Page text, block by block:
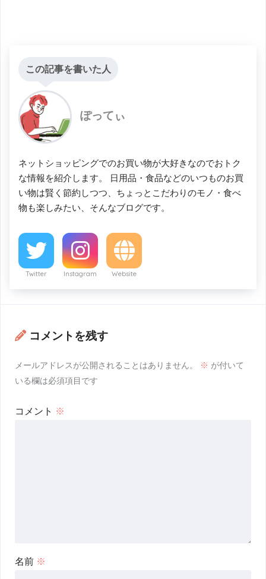
この記事を書いた人
ぽってぃ
ネットショッピングでのお買い物が大好きなのでおトク
な情報を紹介します。 日用品・食品などのいつものお買
い物は賢く節約しつつ、ちょっとこだわりのモノ・食べ
物も楽しみたい、そんなブログです。
Twitter Instagram Website
コメントを残す
メールアドレスが公開されることはありません。 ※ が付いて
いる欄は必須項目です
コメント ※
名前 ※